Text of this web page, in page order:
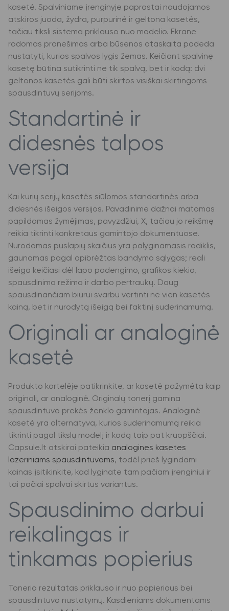
kasetė. Spalviniame įrenginyje paprastai naudojamos
atskiros juoda, žydra, purpurinė ir geltona kasetės,
tačiau tiksli sistema priklauso nuo modelio. Ekrane
rodomas pranešimas arba būsenos ataskaita padeda
nustatyti, kurios spalvos lygis žemas. Keičiant spalvinę
kasetę būtina sutikrinti ne tik spalvą, bet ir kodą: dvi
geltonos kasetės gali būti skirtos visiškai skirtingoms
spausdintuvų serijoms.
Standartinė ir
didesnės talpos
versija
Kai kurių serijų kasetės siūlomos standartinės arba
didesnės išeigos versijos. Pavadinime dažnai matomas
papildomas žymėjimas, pavyzdžiui, X, tačiau jo reikšmę
reikia tikrinti konkretaus gamintojo dokumentuose.
Nurodomas puslapių skaičius yra palyginamasis rodiklis,
gaunamas pagal apibrėžtas bandymo sąlygas; reali
išeiga keičiasi dėl lapo padengimo, grafikos kiekio,
spausdinimo režimo ir darbo pertraukų. Daug
spausdinančiam biurui svarbu vertinti ne vien kasetės
kainą, bet ir nurodytą išeigą bei faktinį suderinamumą.
Originali ar analoginė
kasetė
Produkto kortelėje patikrinkite, ar kasetė pažymėta kaip
originali, ar analoginė. Originalų tonerį gamina
spausdintuvo prekės ženklo gamintojas. Analoginė
kasetė yra alternatyva, kurios suderinamumą reikia
tikrinti pagal tikslų modelį ir kodą taip pat kruopščiai.
Capsule.lt atskirai pateikia analogines kasetes
lazeriniams spausdintuvams, todėl prieš lygindami
kainas įsitikinkite, kad lyginate tam pačiam įrenginiui ir
tai pačiai spalvai skirtus variantus.
Spausdinimo darbui
reikalingas ir
tinkamas popierius
Tonerio rezultatas priklauso ir nuo popieriaus bei
spausdintuvo nustatymų. Kasdieniams dokumentams